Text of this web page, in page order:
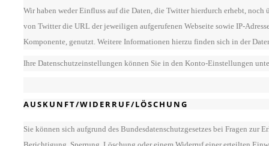
Wir haben weder Einfluss auf die Daten, die Twitter hierdurch erhebt,
von Twitter die URL der jeweiligen aufgerufenen Webseite sowie IP-
Komponente, genutzt. Weitere Informationen hierzu finden sich in der
Ihre Datenschutzeinstellungen können Sie in den Konto-Einstellungen
AUSKUNFT/WIDERRUF/LÖSCHUNG
Sie können sich aufgrund des Bundesdatenschutzgesetzes bei Fragen zur